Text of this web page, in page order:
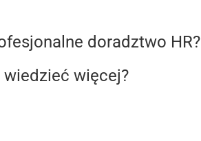
doradztwo HR?
wiedzieć więcej?